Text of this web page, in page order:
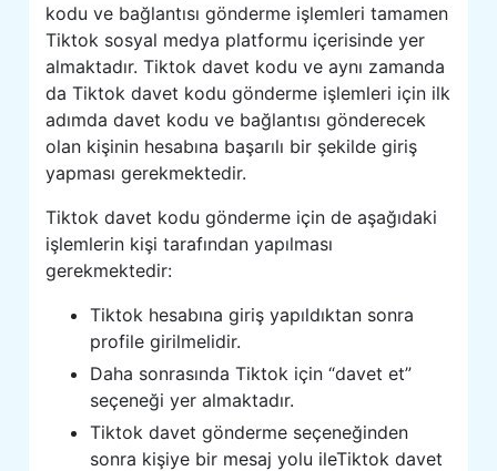
kodu ve bağlantısı gönderme işlemleri tamamen
Tiktok sosyal medya platformu içerisinde yer
almaktadır. Tiktok davet kodu ve aynı zamanda
da Tiktok davet kodu gönderme işlemleri için ilk
adımda davet kodu ve bağlantısı gönderecek
olan kişinin hesabına başarılı bir şekilde giriş
yapması gerekmektedir.
Tiktok davet kodu gönderme için de aşağıdaki
işlemlerin kişi tarafından yapılması
gerekmektedir:
Tiktok hesabına giriş yapıldıktan sonra
profile girilmelidir.
Daha sonrasında Tiktok için “davet et”
seçeneği yer almaktadır.
Tiktok davet gönderme seçeneğinden
sonra kişiye bir mesaj yolu ileTiktok davet